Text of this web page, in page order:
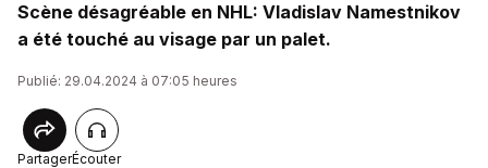
Scène désagréable en NHL: Vladislav Namestnikov
a été touché au visage par un palet.
Publié: 29.04.2024 à 07:05 heures
PartagerÉcouter